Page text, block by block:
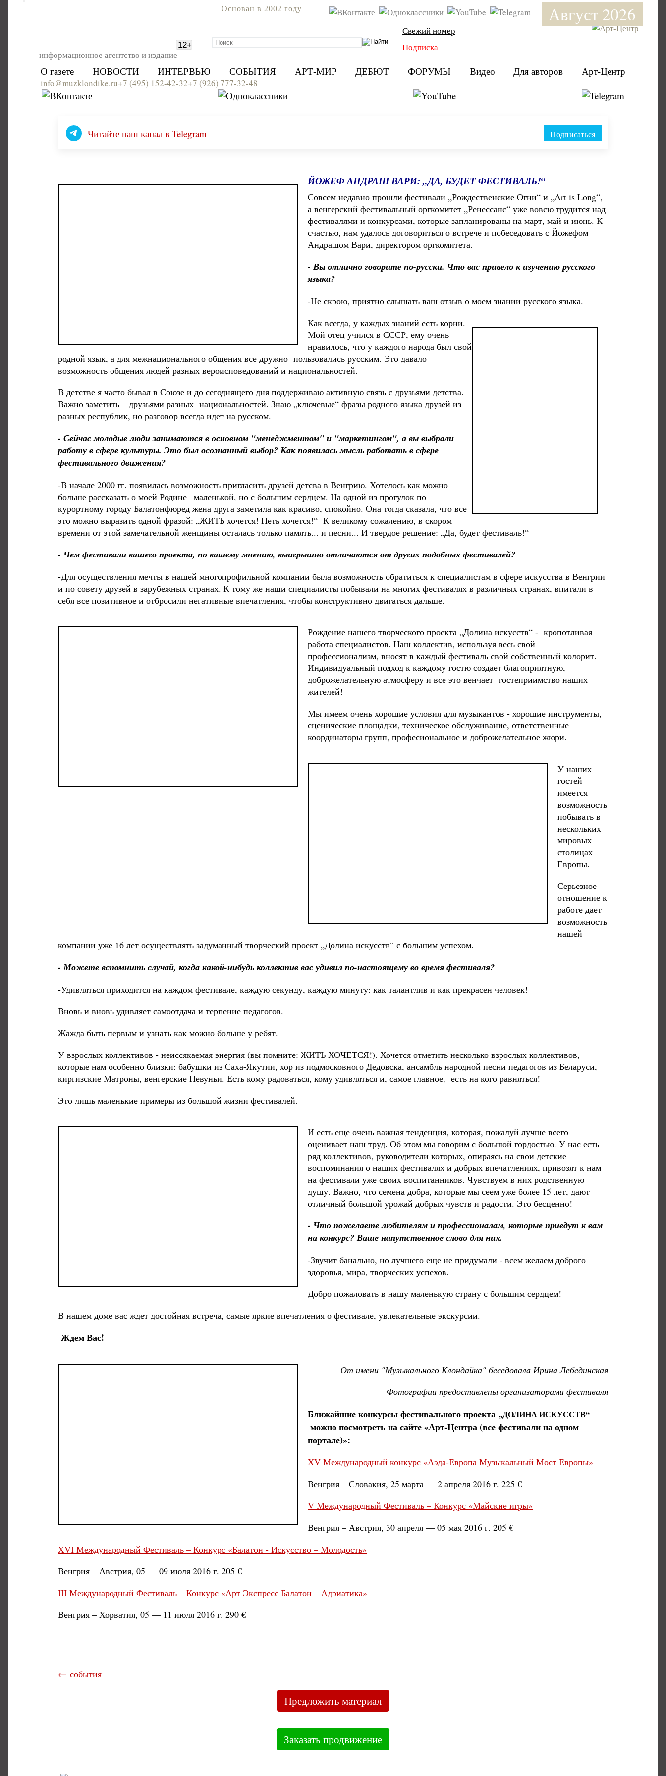
Август 2026
информационное агентство и издание
12+
Основан в 2002 году
Свежий номер
Подписка
О газете НОВОСТИ ИНТЕРВЬЮ СОБЫТИЯ АРТ-МИР ДЕБЮТ ФОРУМЫ Видео Для авторов Арт-Центр
info@muzklondike.ru+7 (495) 152-42-32+7 (926) 777-32-48
Читайте наш канал в Telegram Подписаться
ЙОЖЕФ АНДРАШ ВАРИ: „ДА, БУДЕТ ФЕСТИВАЛЬ!“
Совсем недавно прошли фестивали „Рождественские Огни“ и „Art is Long“,
а венгерский фестивальный оргкомитет „Ренессанс“ уже вовсю трудится над
фестивалями и конкурсами, которые запланированы на март, май и июнь. К
счастью, нам удалось договориться о встрече и побеседовать с Йожефом
Андрашом Вари, директором оргкомитета.
- Вы отлично говорите по-русски. Что вас привело к изучению русского
языка?
-Не скрою, приятно слышать ваш отзыв о моем знании русского языка.
Как всегда, у каждых знаний есть корни.
Мой отец учился в СССР, ему очень
нравилось, что у каждого народа был свой
родной язык, а для межнационального общения все дружно пользовались русским. Это давало
возможность общения людей разных вероисповедований и национальностей.
В детстве я часто бывал в Союзе и до сегоднящего дня поддерживаю активную связь с друзьями детства.
Важно заметить – друзьями разных национальностей. Знаю „ключевые“ фразы родного языка друзей из
разных республик, но разговор всегда идет на русском.
- Сейчас молодые люди занимаются в основном "менеджментом" и "маркетингом", а вы выбрали
работу в сфере культуры. Это был осознанный выбор? Как появилась мысль работать в сфере
фестивального движения?
-В начале 2000 гг. появилась возможность пригласить друзей детсва в Венгрию. Хотелось как можно
больше рассказать о моей Родине –маленькой, но с большим сердцем. На одной из прогулок по
курортному городу Балатонфюред жена друга заметила как красиво, спокойно. Она тогда сказала, что все
это можно выразить одной фразой: „ЖИТЬ хочется! Петь хочется!“ К великому сожалению, в скором
времени от этой замечательной женщины осталась только память... и песни... И твердое решение: „Да, будет фестиваль!“
- Чем фестивали вашего проекта, по вашему мнению, выигрышно отличаются от других подобных фестивалей?
-Для осуществления мечты в нашей многопрофильной компании была возможность обратиться к специалистам в сфере искусства в Венгрии
и по совету друзей в зарубежных странах. К тому же наши специалисты побывали на многих фестивалях в различных странах, впитали в
себя все позитивное и отбросили негативные впечатления, чтобы конструктивно двигаться дальше.
Рождение нашего творческого проекта „Долина искусств“ - кропотливая
работа специалистов. Наш коллектив, используя весь свой
профессионализм, вносят в каждый фестиваль свой собственный колорит.
Индивидуальный подход к каждому гостю создает благоприятную,
доброжелательную атмосферу и все это венчает гостеприимство наших
жителей!
Мы имеем очень хорошие условия для музыкантов - хорошие инструменты,
сценические площадки, техническое обслуживание, ответственные
координаторы групп, професиональное и доброжелательное жюри.
У наших
гостей
имеется
возможность
побывать в
нескольких
мировых
столицах
Европы.
Серьезное
отношение к
работе дает
возможность
нашей
компании уже 16 лет осуществлять задуманный творческий проект „Долина искусств“ с большим успехом.
- Можете вспомнить случай, когда какой-нибудь коллектив вас удивил по-настоящему во время фестиваля?
-Удивляться приходится на каждом фестивале, каждую секунду, каждую минуту: как талантлив и как прекрасен человек!
Вновь и вновь удивляет самоотдача и терпение педагогов.
Жажда быть первым и узнать как можно больше у ребят.
У взрослых коллективов - неиссякаемая энергия (вы помните: ЖИТЬ ХОЧЕТСЯ!). Хочется отметить несколько взрослых коллективов,
которые нам особенно близки: бабушки из Саха-Якутии, хор из подмосковного Дедовска, ансамбль народной песни педагогов из Беларуси,
киргизские Матроны, венгерские Певуньи. Есть кому радоваться, кому удивляться и, самое главное, есть на кого равняться!
Это лишь маленькие примеры из большой жизни фестивалей.
И есть еще очень важная тенденция, которая, пожалуй лучше всего
оценивает наш труд. Об этом мы говорим с большой гордостью. У нас есть
ряд коллективов, руководители которых, опираясь на свои детские
воспоминания о наших фестивалях и добрых впечатлениях, привозят к нам
на фестивали уже своих воспитанников. Чувствуем в них родственную
душу. Важно, что семена добра, которые мы сеем уже более 15 лет, дают
отличный большой урожай добрых чувств и радости. Это бесценно!
- Что пожелаете любителям и профессионалам, которые приедут к вам
на конкурс? Ваше напутственное слово для них.
-Звучит банально, но лучшего еще не придумали - всем желаем доброго
здоровья, мира, творческих успехов.
Добро пожаловать в нашу маленькую страну с большим сердцем!
В нашем доме вас ждет достойная встреча, самые яркие впечатления о фестивале, увлекательные экскурсии.
Ждем Вас!
От имени "Музыкального Клондайка" беседовала Ирина Лебединская
Фотографии предоставлены организаторами фестиваля
Ближайшие конкурсы фестивального проекта „ДОЛИНА ИСКУССТВ“
можно посмотреть на сайте «Арт-Центра (все фестивали на одном
портале)»:
XV Международный конкурс «Аэда-Европа Музыкальный Мост Европы»
Венгрия – Словакия, 25 марта — 2 апреля 2016 г. 225 €
V Международный Фестиваль – Конкурс «Майские игры»
Венгрия – Австрия, 30 апреля — 05 мая 2016 г. 205 €
XVI Международный Фестиваль – Конкурс «Балатон - Искусство – Молодость»
Венгрия – Австрия, 05 — 09 июля 2016 г. 205 €
III Международный Фестиваль – Конкурс «Арт Экспресс Балатон – Адриатика»
Венгрия – Хорватия, 05 — 11 июля 2016 г. 290 €
← события
Предложить материал
Заказать продвижение